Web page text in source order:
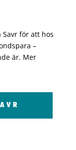
för att hos
–
är. Mer